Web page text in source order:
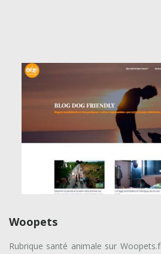
Woopets
Rubrique santé animale sur